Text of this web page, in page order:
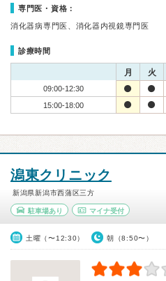
専門医・資格：
消化器病専門医、消化器内視鏡専門医
診療時間
月 火
09:00-12:30
15:00-18:00
潟東クリニック
新潟県新潟市西蒲区三方
駐車場あり マイナ受付
土曜（〜12:30） 朝（8:50〜）